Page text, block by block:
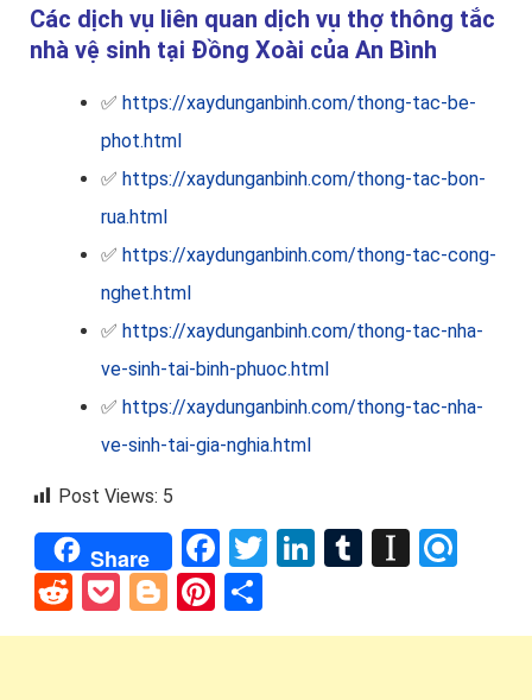
Các dịch vụ liên quan dịch vụ thợ thông tắc
nhà vệ sinh tại Đồng Xoài của An Bình
✅ https://xaydunganbinh.com/thong-tac-be-
phot.html
✅ https://xaydunganbinh.com/thong-tac-bon-
rua.html
✅ https://xaydunganbinh.com/thong-tac-cong-
nghet.html
✅ https://xaydunganbinh.com/thong-tac-nha-
ve-sinh-tai-binh-phuoc.html
✅ https://xaydunganbinh.com/thong-tac-nha-
ve-sinh-tai-gia-nghia.html
Post Views: 5
Share Facebook
TwitterLinkedIn
Tumblr
RedditPocket
BloggerPinterest